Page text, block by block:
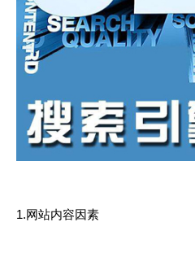
1.网站内容因素